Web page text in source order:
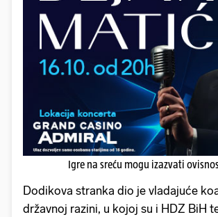
Igre na sreću mogu izazvati
Dodikova stranka dio je vladajuće
državnoj razini, u kojoj su i HDZ BiH